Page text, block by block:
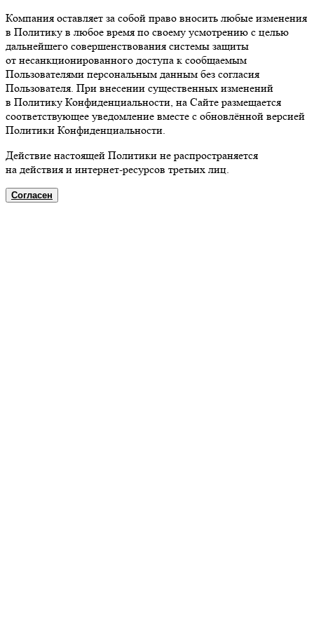
Компания оставляет за собой право вносить любые изменения
в Политику в любое время по своему усмотрению с целью
дальнейшего совершенствования системы защиты
от несанкционированного доступа к сообщаемым
Пользователями персональным данным без согласия
Пользователя. При внесении существенных изменений
в Политику Конфиденциальности, на Сайте размещается
соответствующее уведомление вместе с обновлённой версией
Политики Конфиденциальности.
Действие настоящей Политики не распространяется
на действия и интернет-ресурсов третьих лиц.
Согласен